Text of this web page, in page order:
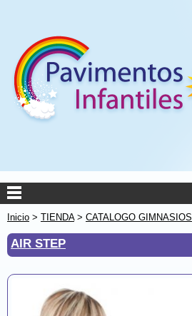
Inicio > TIENDA> CATALOGO GIMNASIOS
AIR STEP